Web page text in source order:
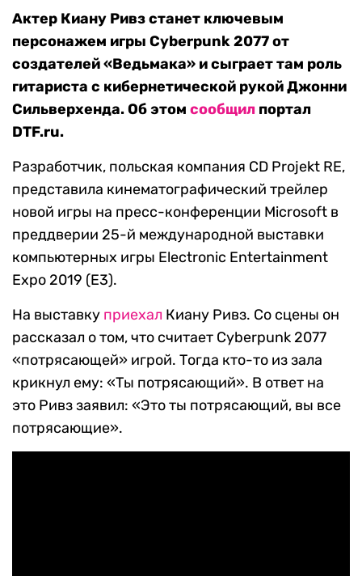
Актер Киану Ривз станет ключевым
персонажем игры Cyberpunk 2077 от
создателей «Ведьмака» и сыграет там роль
гитариста с кибернетической рукой Джонни
Сильверхенда. Об этом сообщил портал
DTF.ru.
Разработчик, польская компания CD Projekt RE,
представила кинематографический трейлер
новой игры на пресс-конференции Microsoft в
преддверии 25-й международной выставки
компьютерных игры Electronic Entertainment
Expo 2019 (E3).
На выставку приехал Киану Ривз. Со сцены он
рассказал о том, что считает Cyberpunk 2077
«потрясающей» игрой. Тогда кто-то из зала
крикнул ему: «Ты потрясающий». В ответ на
это Ривз заявил: «Это ты потрясающий, вы все
потрясающие».